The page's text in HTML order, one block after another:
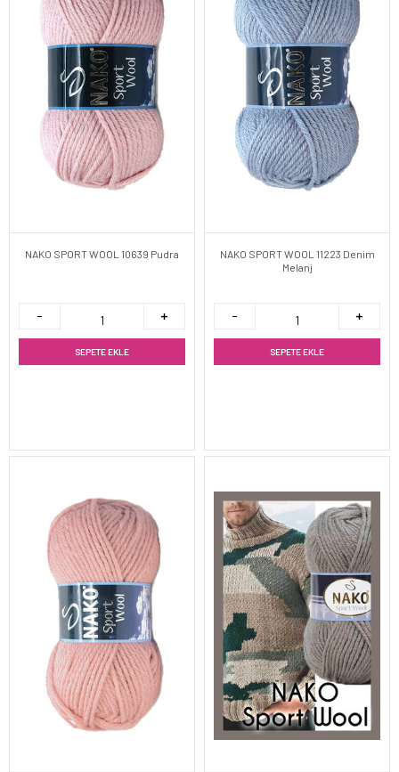
NAKO SPORT WOOL 10639 Pudra
SEPETE EKLE
NAKO SPORT WOOL 11223 Denim
Melanj
SEPETE EKLE